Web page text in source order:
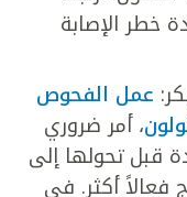
خطر الإصابة
عمل الفحوص
، أمر ضروري
قبل تحولها إلى
فعالاً أكثر. في